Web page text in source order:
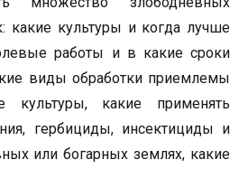
какие культуры и когда лучше
работы и в какие сроки
виды обработки приемлемы
какие применять
гербициды, инсектициды и
или богарных землях, какие